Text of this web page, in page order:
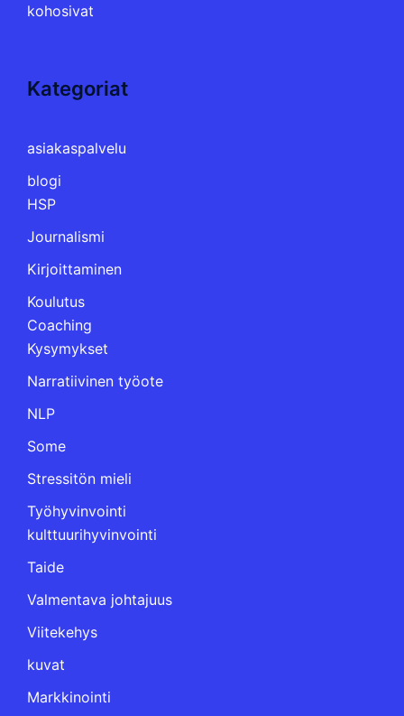
kohosivat
Kategoriat
asiakaspalvelu
blogi
HSP
Journalismi
Kirjoittaminen
Koulutus
Coaching
Kysymykset
Narratiivinen työote
NLP
Some
Stressitön mieli
Työhyvinvointi
kulttuurihyvinvointi
Taide
Valmentava johtajuus
Viitekehys
kuvat
Markkinointi